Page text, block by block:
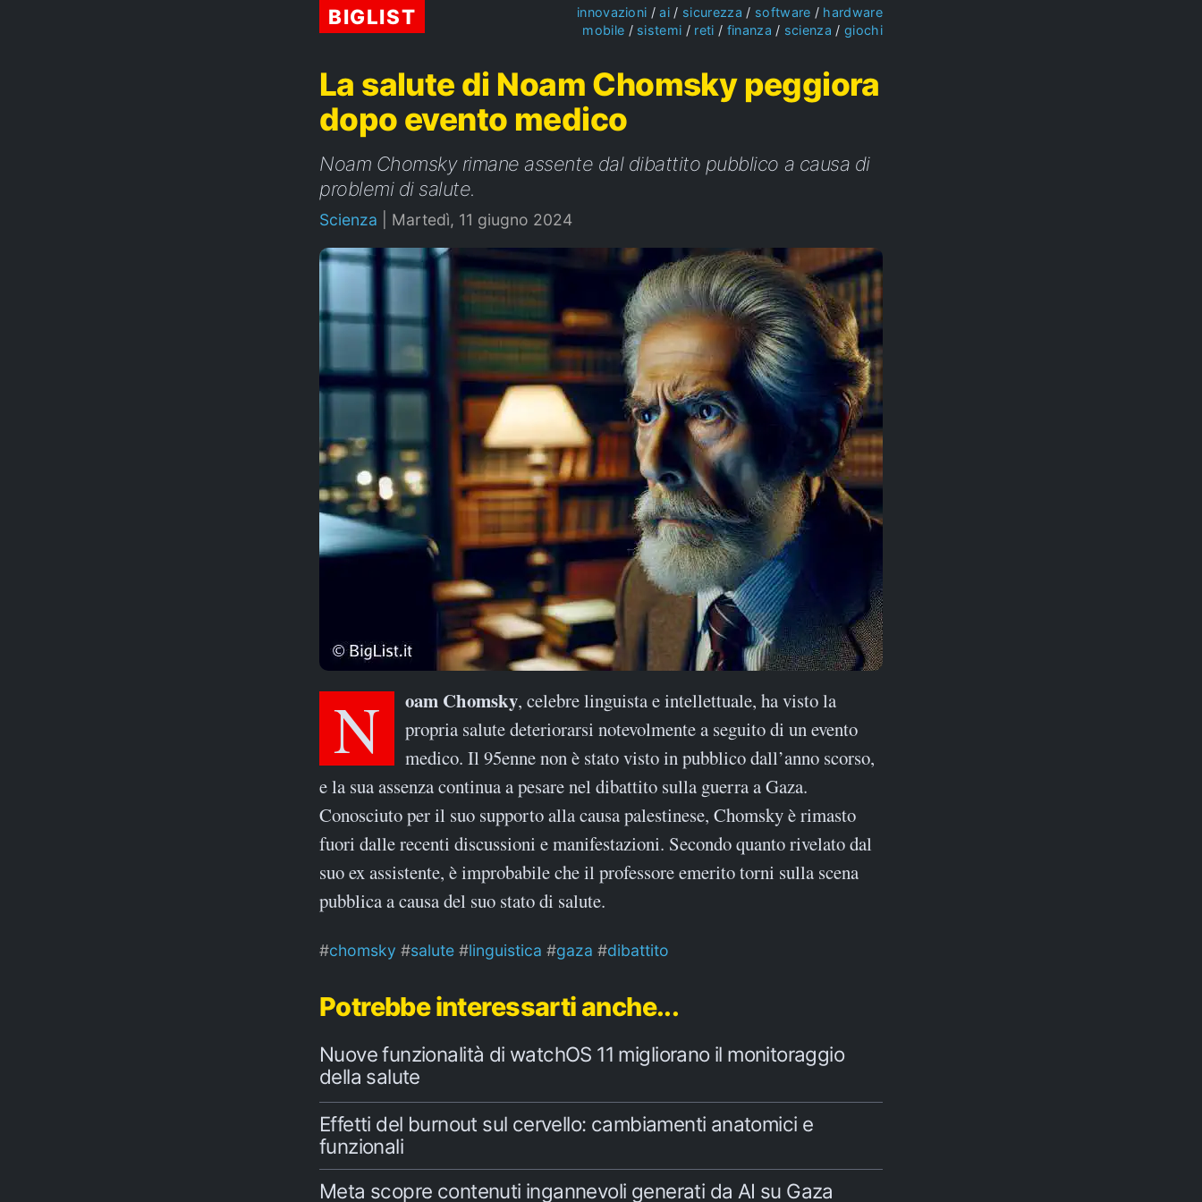
BIGLIST innovazioni ai sicurezza software
hardware
mobile
sistemi reti finanza scienza giochi
La salute di Noam Chomsky peggiora
dopo evento medico
Noam Chomsky rimane assente dal dibattito pubblico a causa di
problemi di salute.
Scienza Martedì, 11 giugno 2024
Noam Chomsky, celebre linguista e intellettuale, ha visto la
propria salute deteriorarsi notevolmente a seguito di un evento
medico. Il 95enne non è stato visto in pubblico dall’anno scorso,
e la sua assenza continua a pesare nel dibattito sulla guerra a Gaza.
Conosciuto per il suo supporto alla causa palestinese, Chomsky è rimasto
fuori dalle recenti discussioni e manifestazioni. Secondo quanto rivelato dal
suo ex assistente, è improbabile che il professore emerito torni sulla scena
pubblica a causa del suo stato di salute.
chomsky salute linguistica gaza dibattito
Potrebbe interessarti anche...
Nuove funzionalità di watchOS 11 migliorano il monitoraggio
della salute
Effetti del burnout sul cervello: cambiamenti anatomici e
funzionali
Meta scopre contenuti ingannevoli generati da AI su Gaza